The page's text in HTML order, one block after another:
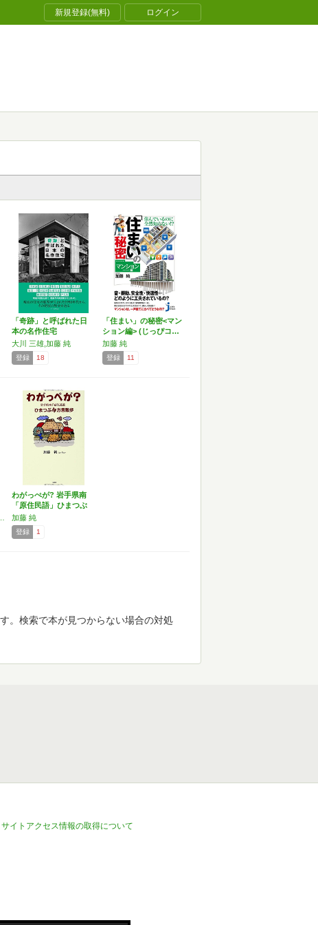
新規登録(無料) ログイン
「奇跡」と呼ばれた日
本の名作住宅
大川 三雄,加藤 純
登録 18
「住まい」の秘密<マン
ション編> (じっぴコ…
加藤 純
登録 11
わがっぺが? 岩手県南
「原住民語」ひまつぶ
詩…
加藤 純
登録 1
。検索で本が見つからない場合の対処
サイトアクセス情報の取得について